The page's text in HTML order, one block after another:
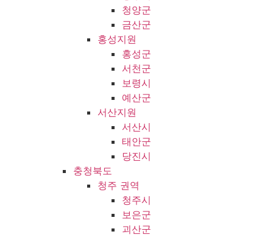
청양군
금산군
홍성지원
홍성군
서천군
보령시
예산군
서산지원
서산시
태안군
당진시
충청북도
청주 권역
청주시
보은군
괴산군